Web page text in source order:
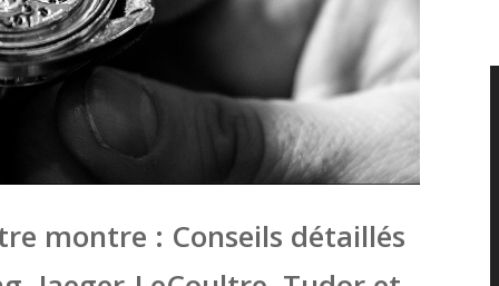
montre : Conseils détaillés